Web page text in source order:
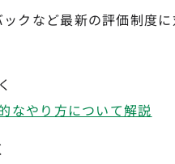
クなど最新の評価制度
なやり方について解説